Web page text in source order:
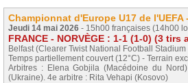
Championnat d'Europe U17 de
Jeudi 14 mai 2026 - 15h00 françaises (14h00
FRANCE - NORVÈGE : 1-1 (1-0) (3 tirs
Belfast (Clearer Twist National Football
Temps partiellement couvert (12°C) - Terrain
Arbitres : Elena Gobjila (Macédoine du
(Ukraine). 4e arbitre : Rita Vehapi (Kosovo)